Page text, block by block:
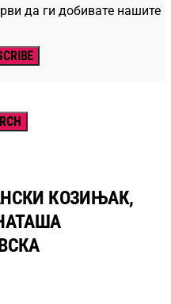
да ги добивате нашите
КОЗИЊАК,